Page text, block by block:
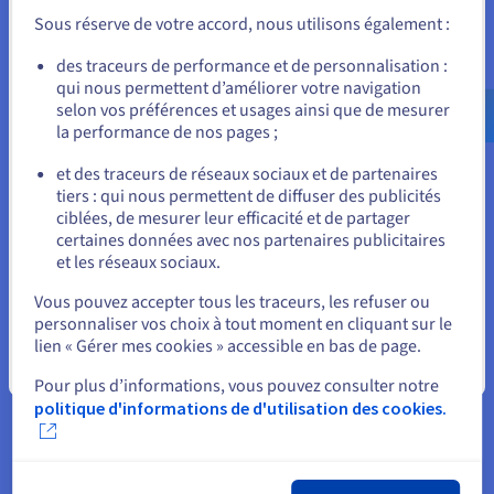
que cela puisse introduire des goulets d'étranglement
NGFW: Les pare-feu de nouvelle génération (NGFW)
représentent l'état de l'art, incorporant la prévention
des intrusions, la sensibilisation aux applications et le
suivi de l'identité des utilisateurs. Ils utilisent
l'apprentissage automatique pour détecter des
anomalies et s'intègrent aux flux d'intelligence sur les
menaces pour une défense proactive.
FWaaS: Les pare-feu basés sur le cloud, ou Firewall-as-
a-Service (FWaaS), sont idéaux pour contrôler les
environnements distribués, offrant une protection
évolutive sans investissements matériels. Les pare-feu
basés sur l'hôte protègent des appareils individuels,
tandis que les appareils de gestion unifiée des menaces
(UTM) combinent les fonctions de pare-feu avec des
Allez sur le site États-Unis
us.ovhcloud.com/
Anglais USD - $
ou
Rester sur le site actuel
Sélectionner un autre site web
Sous réserve de votre accord, nous utilisons également :
des traceurs de performance et de personnalisation :
qui nous permettent d’améliorer votre navigation
selon vos préférences et usages ainsi que de mesurer
la performance de nos pages ;
et des traceurs de réseaux sociaux et de partenaires
tiers : qui nous permettent de diffuser des publicités
ciblées, de mesurer leur efficacité et de partager
certaines données avec nos partenaires publicitaires
et les réseaux sociaux.
Vous pouvez accepter tous les traceurs, les refuser ou
personnaliser vos choix à tout moment en cliquant sur le
lien « Gérer mes cookies » accessible en bas de page.
Pour plus d’informations, vous pouvez consulter notre
politique d'informations de d'utilisation des cookies.